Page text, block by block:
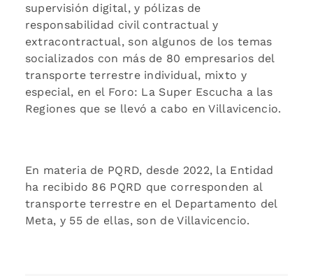
supervisión digital, y pólizas de
responsabilidad civil contractual y
extracontractual, son algunos de los temas
socializados con más de 80 empresarios del
transporte terrestre individual, mixto y
especial, en el Foro: La Super Escucha a las
Regiones que se llevó a cabo en Villavicencio.
En materia de PQRD, desde 2022, la Entidad
ha recibido 86 PQRD que corresponden al
transporte terrestre en el Departamento del
Meta, y 55 de ellas, son de Villavicencio.